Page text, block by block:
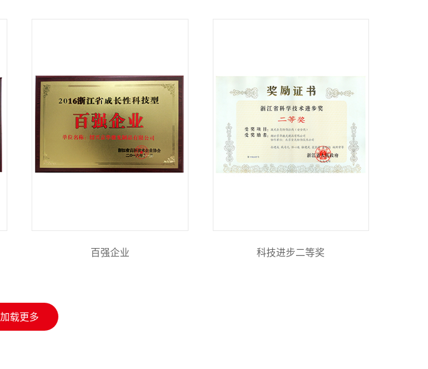
百强企业 科技进步二等奖
加载更多